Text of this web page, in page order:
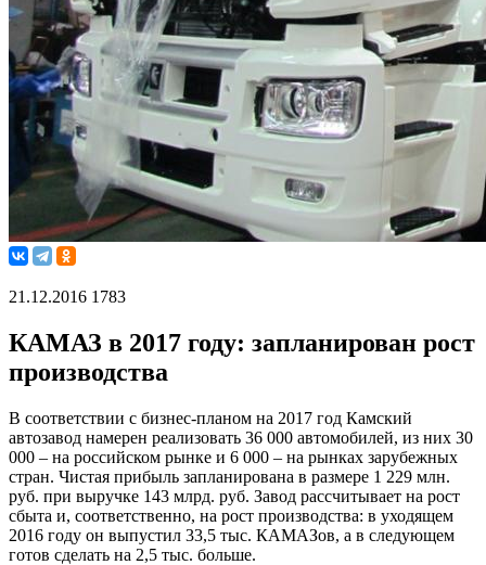
21.12.2016 1783
КАМАЗ в 2017 году: запланирован рост
производства
В соответствии с бизнес-планом на 2017 год Камский
автозавод намерен реализовать 36 000 автомобилей, из них 30
000 – на российском рынке и 6 000 – на рынках зарубежных
стран. Чистая прибыль запланирована в размере 1 229 млн.
руб. при выручке 143 млрд. руб. Завод рассчитывает на рост
сбыта и, соответственно, на рост производства: в уходящем
2016 году он выпустил 33,5 тыс. КАМАЗов, а в следующем
готов сделать на 2,5 тыс. больше.